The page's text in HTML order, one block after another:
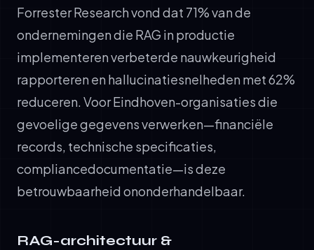
Forrester Research vond dat 71% van de
ondernemingen die RAG in productie
implementeren verbeterde nauwkeurigheid
rapporteren en hallucinatiesnelheden met 62%
reduceren. Voor Eindhoven-organisaties die
gevoelige gegevens verwerken—financiële
records, technische specificaties,
compliancedocumentatie—is deze
betrouwbaarheid ononderhandelbaar.
RAG-architectuur &